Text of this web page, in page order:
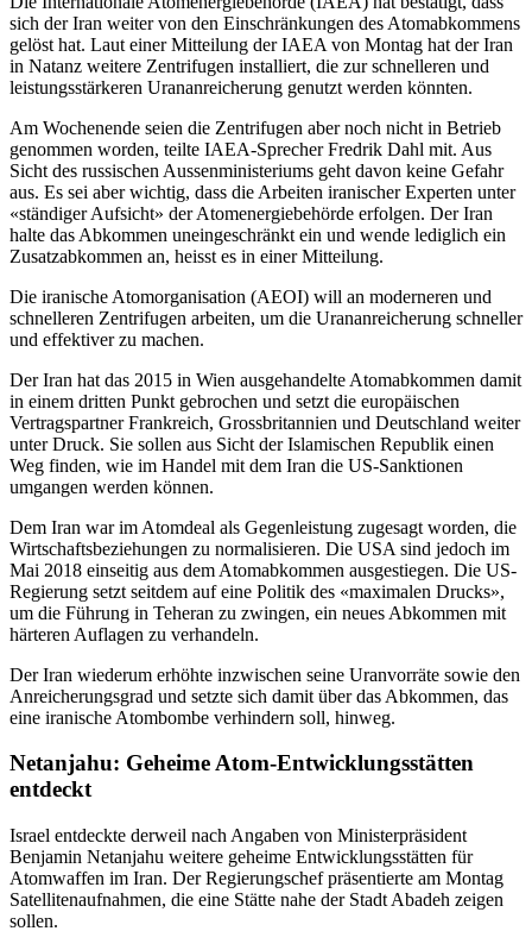
sich der Iran weiter von den Einschränkungen des Atomabkommens
gelöst hat. Laut einer Mitteilung der IAEA von Montag hat der Iran
in Natanz weitere Zentrifugen installiert, die zur schnelleren und
leistungsstärkeren Urananreicherung genutzt werden könnten.
Am Wochenende seien die Zentrifugen aber noch nicht in Betrieb
genommen worden, teilte IAEA-Sprecher Fredrik Dahl mit. Aus
Sicht des russischen Aussenministeriums geht davon keine Gefahr
aus. Es sei aber wichtig, dass die Arbeiten iranischer Experten unter
«ständiger Aufsicht» der Atomenergiebehörde erfolgen. Der Iran
halte das Abkommen uneingeschränkt ein und wende lediglich ein
Zusatzabkommen an, heisst es in einer Mitteilung.
Die iranische Atomorganisation (AEOI) will an moderneren und
schnelleren Zentrifugen arbeiten, um die Urananreicherung schneller
und effektiver zu machen.
Der Iran hat das 2015 in Wien ausgehandelte Atomabkommen damit
in einem dritten Punkt gebrochen und setzt die europäischen
Vertragspartner Frankreich, Grossbritannien und Deutschland weiter
unter Druck. Sie sollen aus Sicht der Islamischen Republik einen
Weg finden, wie im Handel mit dem Iran die US-Sanktionen
umgangen werden können.
Dem Iran war im Atomdeal als Gegenleistung zugesagt worden, die
Wirtschaftsbeziehungen zu normalisieren. Die USA sind jedoch im
Mai 2018 einseitig aus dem Atomabkommen ausgestiegen. Die US-
Regierung setzt seitdem auf eine Politik des «maximalen Drucks»,
um die Führung in Teheran zu zwingen, ein neues Abkommen mit
härteren Auflagen zu verhandeln.
Der Iran wiederum erhöhte inzwischen seine Uranvorräte sowie den
Anreicherungsgrad und setzte sich damit über das Abkommen, das
eine iranische Atombombe verhindern soll, hinweg.
Netanjahu: Geheime Atom-Entwicklungsstätten
entdeckt
Israel entdeckte derweil nach Angaben von Ministerpräsident
Benjamin Netanjahu weitere geheime Entwicklungsstätten für
Atomwaffen im Iran. Der Regierungschef präsentierte am Montag
Satellitenaufnahmen, die eine Stätte nahe der Stadt Abadeh zeigen
sollen.